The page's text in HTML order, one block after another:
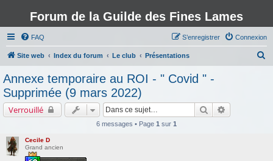
Forum de la Guilde des Fines Lames
FAQ Connexion
S’enregistrer
Site web Index du forum Le club Présentations
Annexe temporaire au ROI - " Covid " -
Supprimée (9 mars 2022)
Verrouillé Rechercher
6 messages • Page 1 sur 1
Cecile D
Grand ancien